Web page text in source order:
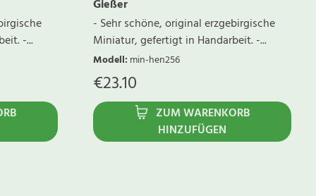
-...
Gießer
- Sehr schöne, original erzgebirgische
Miniatur, gefertigt in Handarbeit. -...
Modell: min-hen256
€23.10
ZUM WARENKORB
HINZUFÜGEN